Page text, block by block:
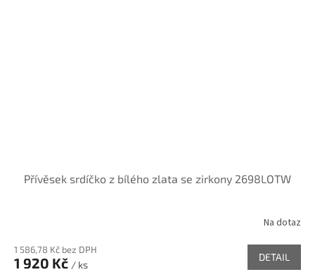
Přívěsek srdíčko z bílého zlata se zirkony 2698LOTW
Na dotaz
1 586,78 Kč bez DPH
1 920 Kč / ks
DETAIL